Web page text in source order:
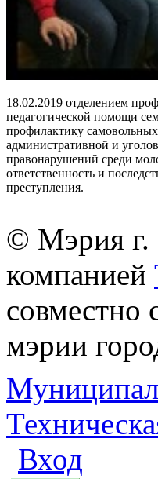
18.02.2019 отделением
педагогической помощи
профилактику
административной и
правонарушений среди
ответственность и
преступления.
© Мэрия г.
компанией
совместно
мэрии
Вход